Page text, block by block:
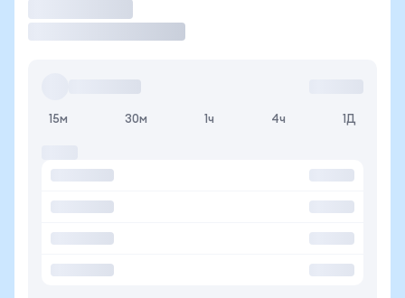
15м 30м 1ч 4ч 1Д